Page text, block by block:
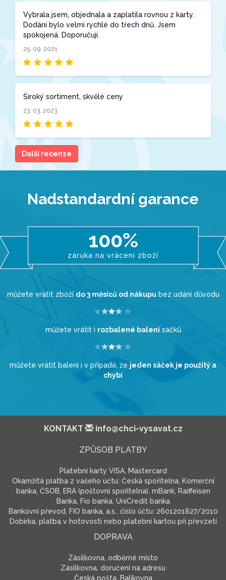
Vybrala jsem, objednala a zaplatila rovnou z karty.
Dodání bylo velmi rychlé do třech dnů. Jsem
spokojená. Doporučuji.
25. 09. 2021
Široký sortiment, skvělé ceny
23. 03. 2023
Další recenze
Nadstandardní garance
100%
záruka na vrácení zboží
můžete vrátit zboží do 3 měsíců od nákupubez udání důvodu
můžete vrátit i rozbalené balenísáčků
můžete vrátit balení i v případě, že jeden sáček je použitý a
chybí
KONTAKT info@chci-vysavat.cz
ZPŮSOB PLATBY
Platební karty VISA, Mastercard
Okamžitá platba z vašeho účtu: Česká spořitelna, Komerční
banka, ČSOB, ERA (poštovní spořitelna), mBank, Raiffeisen
Banka, Fio banka, UniCredit banka
Bankovní převod, FIO banka, a.s., číslo účtu: 2601201827/2010
Dobírka, platba v hotovosti nebo platební kartou při převzetí
DOPRAVA
Zásilkovna, odběrné místo
Zásilkovna, doručení na adresu
Česká pošta, Balíkovna